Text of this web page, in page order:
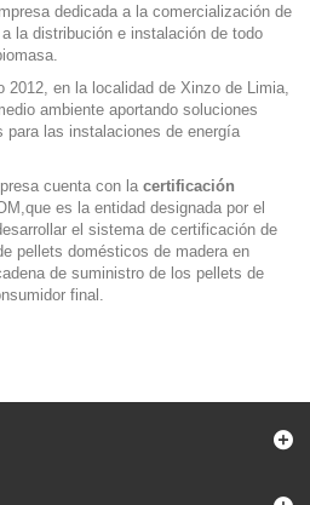
dedicada a la comercialización de
la distribución e instalación de todo
en la localidad de Xinzo de Limia,
ambiente aportando soluciones
las instalaciones de energía
cuenta con la certificación
es la entidad designada por el
el sistema de certificación de
pellets domésticos de madera en
de suministro de los pellets de
final.